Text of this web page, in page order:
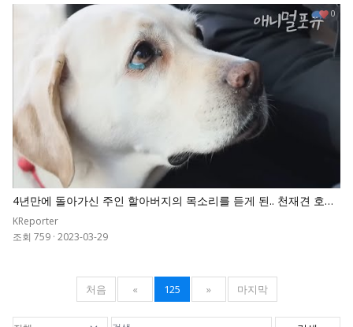
4년만에 돌아가신 주인 할아버지의 목소리를 듣게 된.. 천재견 호야
의 반응
KReporter
조회 759 · 2023-03-29
0
처음 « 125 » 마지막